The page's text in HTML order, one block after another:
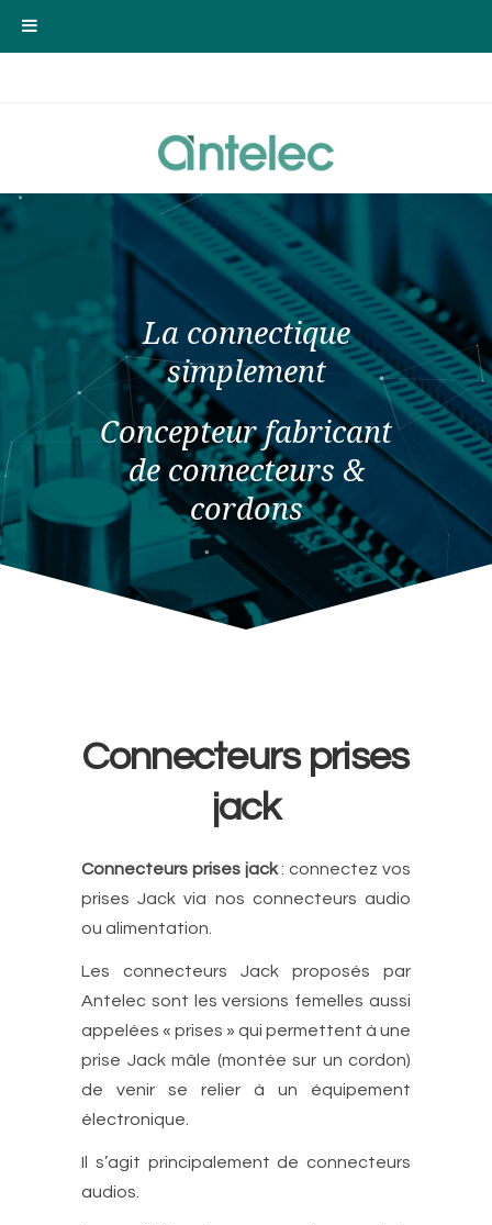
La connectique
simplement
Concepteur fabricant
de connecteurs &
cordons
Connecteurs prises
jack
Connecteurs prises jack: connectez vos
prises Jack via nos connecteurs audio
ou alimentation.
Les connecteurs Jack proposés par
Antelec sont les versions femelles aussi
appelées « prises » qui permettent à une
prise Jack mâle (montée sur un cordon)
de venir se relier à un équipement
électronique.
Il s’agit principalement de connecteurs
audios.